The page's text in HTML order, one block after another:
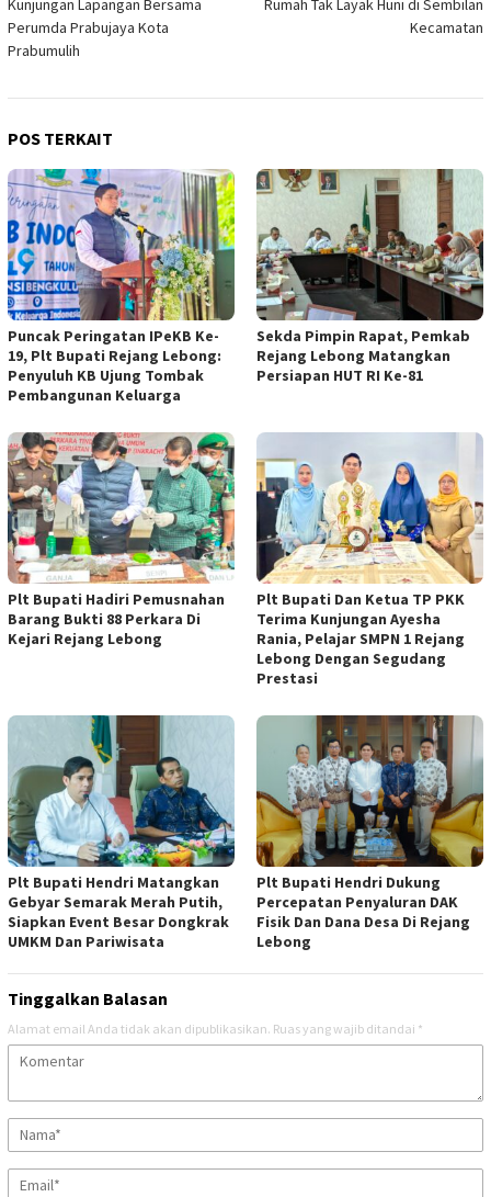
Kunjungan Lapangan Bersama
Perumda Prabujaya Kota
Prabumulih
Rumah Tak Layak Huni di Sembilan
Kecamatan
POS TERKAIT
Puncak Peringatan IPeKB Ke-
19, Plt Bupati Rejang Lebong:
Penyuluh KB Ujung Tombak
Pembangunan Keluarga
Sekda Pimpin Rapat, Pemkab
Rejang Lebong Matangkan
Persiapan HUT RI Ke-81
Plt Bupati Hadiri Pemusnahan
Barang Bukti 88 Perkara Di
Kejari Rejang Lebong
Plt Bupati Dan Ketua TP PKK
Terima Kunjungan Ayesha
Rania, Pelajar SMPN 1 Rejang
Lebong Dengan Segudang
Prestasi
Plt Bupati Hendri Matangkan
Gebyar Semarak Merah Putih,
Siapkan Event Besar Dongkrak
UMKM Dan Pariwisata
Plt Bupati Hendri Dukung
Percepatan Penyaluran DAK
Fisik Dan Dana Desa Di Rejang
Lebong
Tinggalkan Balasan
Alamat email Anda tidak akan dipublikasikan. Ruas yang wajib ditandai *